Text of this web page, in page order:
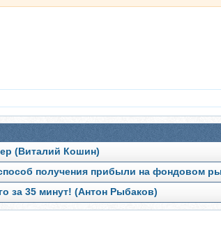
(Виталий Кошин)
получения прибыли на фондовом
за 35 минут! (Антон Рыбаков)